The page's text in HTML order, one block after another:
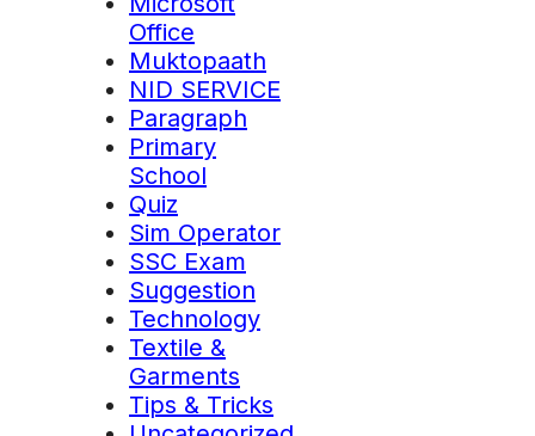
Office
Muktopaath
NID SERVICE
Paragraph
Primary
School
Quiz
Sim Operator
SSC Exam
Suggestion
Technology
Textile &
Garments
Tips & Tricks